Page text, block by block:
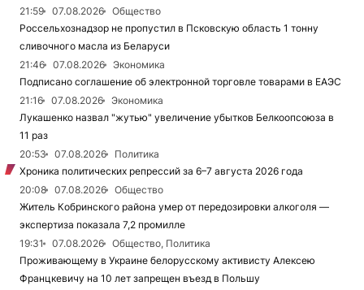
21:59
07.08.2026
Общество
Россельхознадзор не пропустил в Псковскую область 1 тонну
сливочного масла из Беларуси
21:46
07.08.2026
Экономика
Подписано соглашение об электронной торговле товарами в ЕАЭС
21:16
07.08.2026
Экономика
Лукашенко назвал "жутью" увеличение убытков Белкоопсоюза в
11 раз
20:53
07.08.2026
Политика
Хроника политических репрессий за 6–7 августа 2026 года
20:08
07.08.2026
Общество
Житель Кобринского района умер от передозировки алкоголя —
экспертиза показала 7,2 промилле
19:31
07.08.2026
Общество, Политика
Проживающему в Украине белорусскому активисту Алексею
Францкевичу на 10 лет запрещен въезд в Польшу